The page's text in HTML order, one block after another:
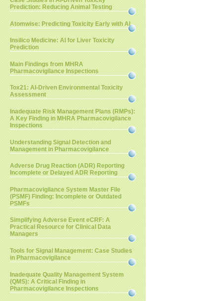
Prediction: Reducing Animal Testing
Atomwise: Predicting Toxicity Early with AI
Insilico Medicine: AI for Liver Toxicity
Prediction
Main Findings from MHRA
Pharmacovigilance Inspections
Tox21: AI-Driven Environmental Toxicity
Assessment
Inadequate Risk Management Plans (RMPs):
A Key Finding in MHRA Pharmacovigilance
Inspections
Understanding Signal Detection and
Management in Pharmacovigilance
Adverse Drug Reaction (ADR) Reporting
Incomplete or Delayed ADR Reporting
Pharmacovigilance System Master File
(PSMF) Finding: Incomplete or Outdated
PSMFs
Simplifying Adverse Event eCRF: A
Practical Resource for Clinical Data
Managers
Tools for Signal Management: Case Studies
in Pharmacovigilance
Inadequate Quality Management System
(QMS): A Critical Finding in
Pharmacovigilance Inspections